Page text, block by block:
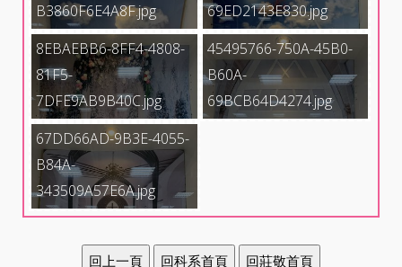
B3860F6E4A8F.jpg
69ED2143E830.jpg
8EBAEBB6-8FF4-4808-
81F5-
7DFE9AB9B40C.jpg
45495766-750A-45B0-
B60A-
69BCB64D4274.jpg
67DD66AD-9B3E-4055-
B84A-
343509A57E6A.jpg